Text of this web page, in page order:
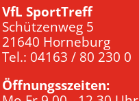
VfL SportTreff
Schützenweg 5
21640 Horneburg
Tel.: 04163 / 80 230 0
Öffnungsszeiten: